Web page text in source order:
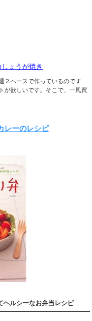
ょうが焼き
２ペースで作っているのです
が欲しいです。そこで、一風買
レーのレシピ
ヘルシーなお弁当レシピ